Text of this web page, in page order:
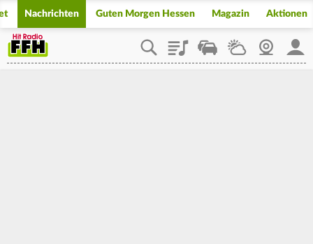
Nachrichten Guten Morgen Hessen Magazin Aktionen
PlaylistStaupilotWetterWebcam